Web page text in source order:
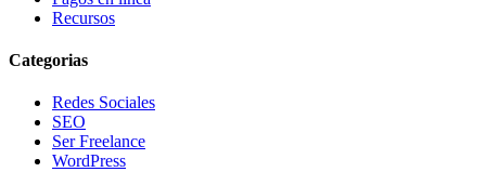
Recursos
Categorias
Redes Sociales
SEO
Ser Freelance
WordPress